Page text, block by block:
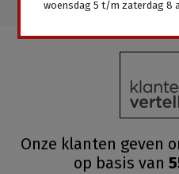
Onze klanten geven
op basis van
woensdag 5 t/m zaterdag 8